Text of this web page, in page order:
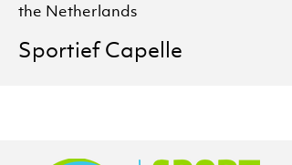
the Netherlands
Sportief Capelle